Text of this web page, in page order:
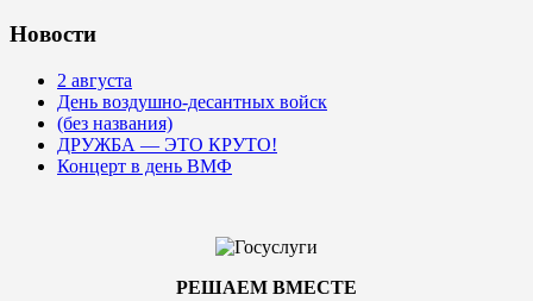
Новости
2 августа
День воздушно-десантных войск
(без названия)
ДРУЖБА — ЭТО КРУТО!
Концерт в день ВМФ
РЕШАЕМ ВМЕСТЕ